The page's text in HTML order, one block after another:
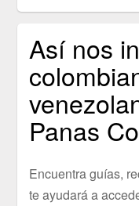
Así nos
Panas
Encuentra guías,
te ayudará a